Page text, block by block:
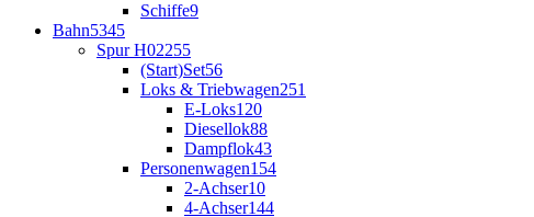
Schiffe9
Bahn5345
Spur H02255
(Start)Set56
Loks & Triebwagen251
E-Loks120
Diesellok88
Dampflok43
Personenwagen154
2-Achser10
4-Achser144